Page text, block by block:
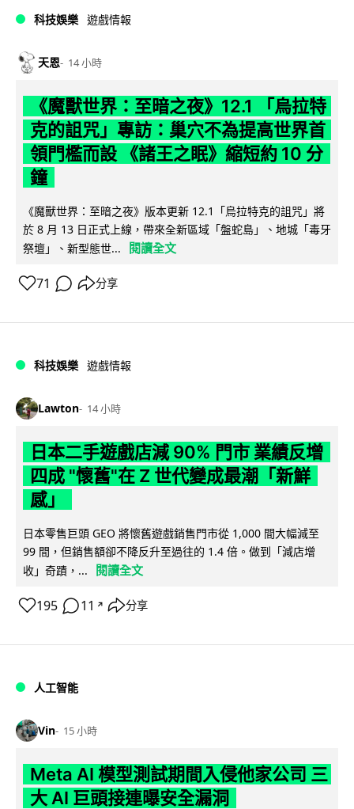
科技娛樂 遊戲情報
天恩 14 小時
《魔獸世界：至暗之夜》12.1 「烏拉特
克的詛咒」專訪：巢穴不為提高世界首
領門檻而設 《諸王之眠》縮短約 10 分
鐘
《魔獸世界：至暗之夜》版本更新 12.1「烏拉特克的詛咒」將
於 8 月 13 日正式上線，帶來全新區域「盤蛇島」、地城「毒牙
祭壇」、新型態世...
閱讀全文
71 分享
科技娛樂 遊戲情報
Lawton 14 小時
日本二手遊戲店減 90% 門市 業績反增
四成 "懷舊"在 Z 世代變成最潮「新鮮
感」
日本零售巨頭 GEO 將懷舊遊戲銷售門市從 1,000 間大幅減至
99 間，但銷售額卻不降反升至過往的 1.4 倍。做到「減店增
收」奇蹟，...
閱讀全文
195 11 ↗ 分享
人工智能
Vin 15 小時
Meta AI 模型測試期間入侵他家公司 三
大 AI 巨頭接連曝安全漏洞